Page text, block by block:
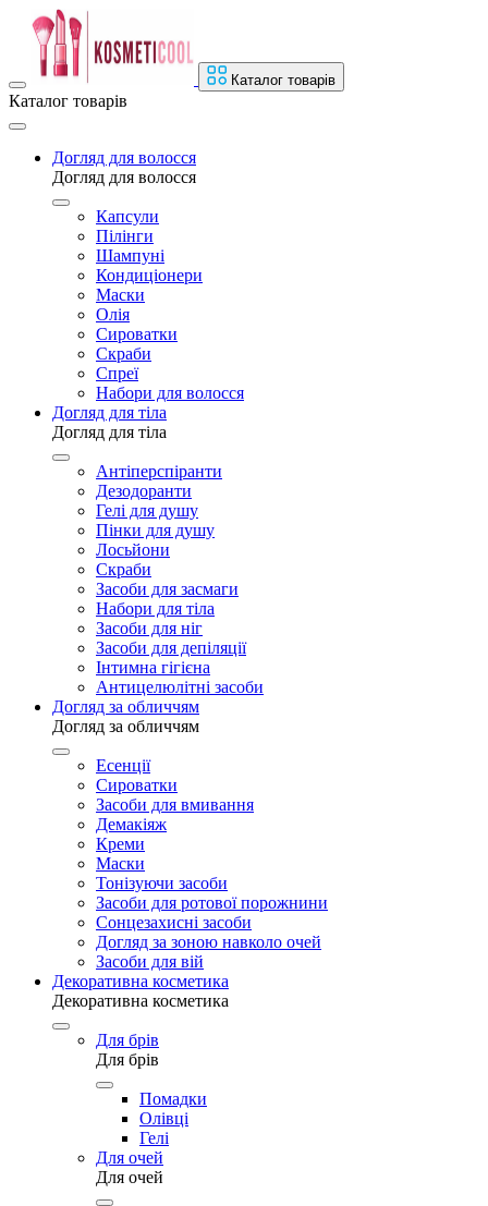
Каталог товарів
Каталог товарів
Догляд для волосся
Догляд для волосся
Капсули
Пілінги
Шампуні
Кондиціонери
Маски
Олія
Сироватки
Скраби
Спреї
Набори для волосся
Догляд для тіла
Догляд для тіла
Антіперспіранти
Дезодоранти
Гелі для душу
Пінки для душу
Лосьйони
Скраби
Засоби для засмаги
Набори для тіла
Засоби для ніг
Засоби для депіляції
Інтимна гігієна
Антицелюлітні засоби
Догляд за обличчям
Догляд за обличчям
Есенції
Сироватки
Засоби для вмивання
Демакіяж
Креми
Маски
Тонізуючи засоби
Засоби для ротової порожнини
Сонцезахисні засоби
Догляд за зоною навколо очей
Засоби для вій
Декоративна косметика
Декоративна косметика
Для брів
Для брів
Помадки
Олівці
Гелі
Для очей
Для очей